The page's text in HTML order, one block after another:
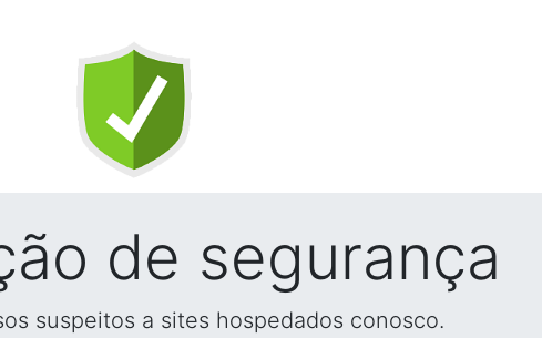
de segurança
suspeitos a sites hospedados conosco.